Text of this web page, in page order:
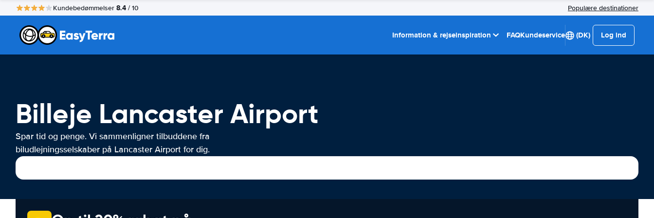
Kundebedømmelser 8.4 / 10 Populære destinationer
Information & rejseinspiration FAQKundeservice (DK) Log ind
Billeje Lancaster Airport
Spar tid og penge. Vi sammenligner tilbuddene fra
biludlejningsselskaber på Lancaster Airport for dig.